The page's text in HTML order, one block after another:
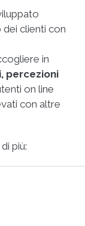
clienti con
in
percezioni
on line
con altre
più: